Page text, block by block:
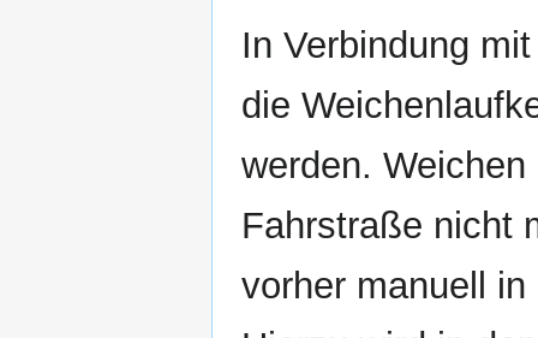
In Verbindung
die
werden.
Fahrstraße nicht
vorher manuell